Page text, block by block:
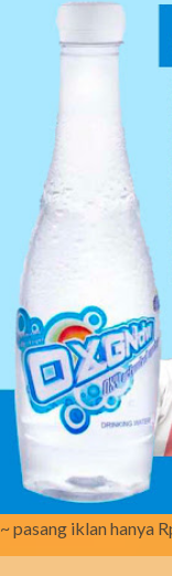
~ pasang iklan hanya